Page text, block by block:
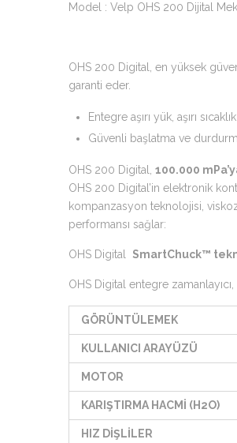
Model : Velp OHS 200 Dijital
OHS 200 Digital, en yüksek
garanti eder.
Entegre aşırı yük, aşırı
Güvenli başlatma ve
OHS 200 Digital, 100.000
OHS 200 Digital’in elektronik
kompanzasyon teknolojisi,
performansı sağlar:
OHS Digital SmartChuck™
OHS Digital entegre
GÖRÜNTÜLEMEK
KULLANICI ARAYÜZÜ
MOTOR
KARIŞTIRMA HACMİ (H2O)
HIZ DİŞLİLER